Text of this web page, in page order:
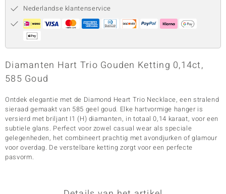
Nederlandse klantenservice
Diamanten Hart Trio Gouden Ketting 0,14ct,
585 Goud
Ontdek elegantie met de Diamond Heart Trio Necklace, een stralend
sieraad gemaakt van 585 geel goud. Elke hartvormige hanger is
versierd met briljant I1 (H) diamanten, in totaal 0,14 karaat, voor een
subtiele glans. Perfect voor zowel casual wear als speciale
gelegenheden, het combineert prachtig met avondjurken of glamour
voor overdag. De verstelbare ketting zorgt voor een perfecte
pasvorm.